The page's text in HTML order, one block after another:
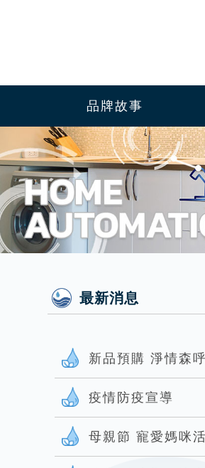
品牌故事
最新消息
新品預購 淨情森
疫情防疫宣導
母親節 寵愛媽咪